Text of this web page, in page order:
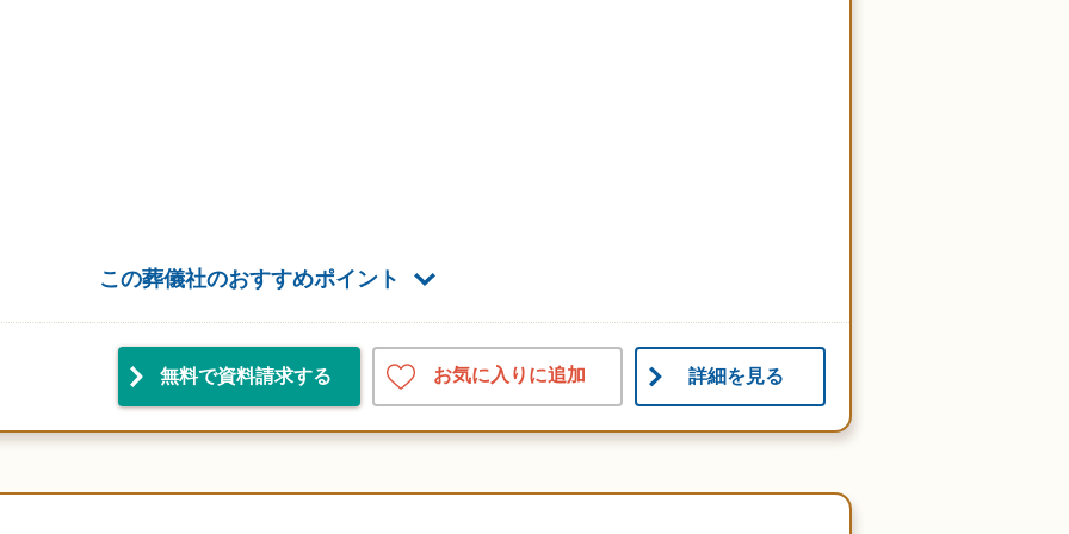
この葬儀社のおすすめポイント
無料で資料請求する お気に入りに追加 詳細を見る